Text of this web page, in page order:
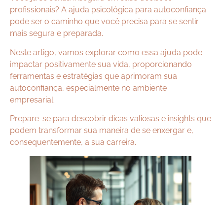
profissionais? A ajuda psicológica para autoconfiança
pode ser o caminho que você precisa para se sentir
mais segura e preparada.
Neste artigo, vamos explorar como essa ajuda pode
impactar positivamente sua vida, proporcionando
ferramentas e estratégias que aprimoram sua
autoconfiança, especialmente no ambiente
empresarial.
Prepare-se para descobrir dicas valiosas e insights que
podem transformar sua maneira de se enxergar e,
consequentemente, a sua carreira.